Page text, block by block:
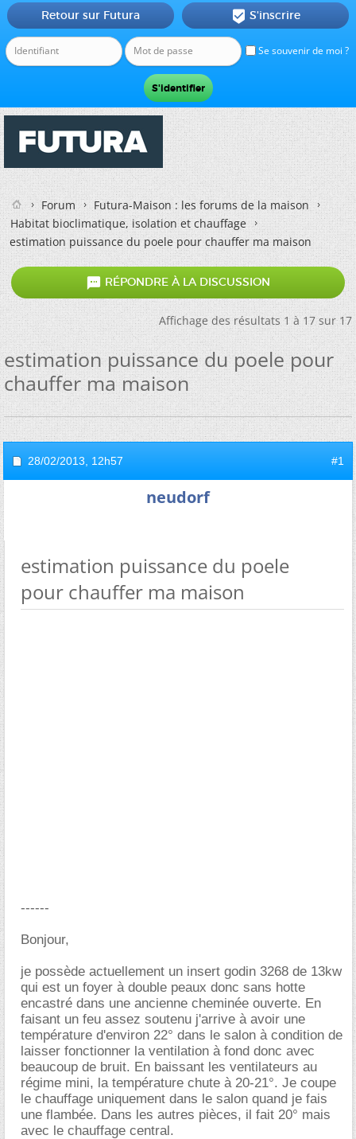
Se souvenir de moi ?
Retour sur Futura  S'inscrire
Forum
Futura-Maison : les forums de la maison
Habitat bioclimatique, isolation et chauffage
estimation puissance du poele pour chauffer ma maison
 RÉPONDRE À LA DISCUSSION
Affichage des résultats 1 à 17 sur 17
estimation puissance du poele pour
chauffer ma maison
28/02/2013, 12h57 #1
neudorf
estimation puissance du poele
pour chauffer ma maison
------
Bonjour,
je possède actuellement un insert godin 3268 de 13kw
qui est un foyer à double peaux donc sans hotte
encastré dans une ancienne cheminée ouverte. En
faisant un feu assez soutenu j'arrive à avoir une
température d'environ 22° dans le salon à condition de
laisser fonctionner la ventilation à fond donc avec
beaucoup de bruit. En baissant les ventilateurs au
régime mini, la température chute à 20-21°. Je coupe
le chauffage uniquement dans le salon quand je fais
une flambée. Dans les autres pièces, il fait 20° mais
avec le chauffage central.